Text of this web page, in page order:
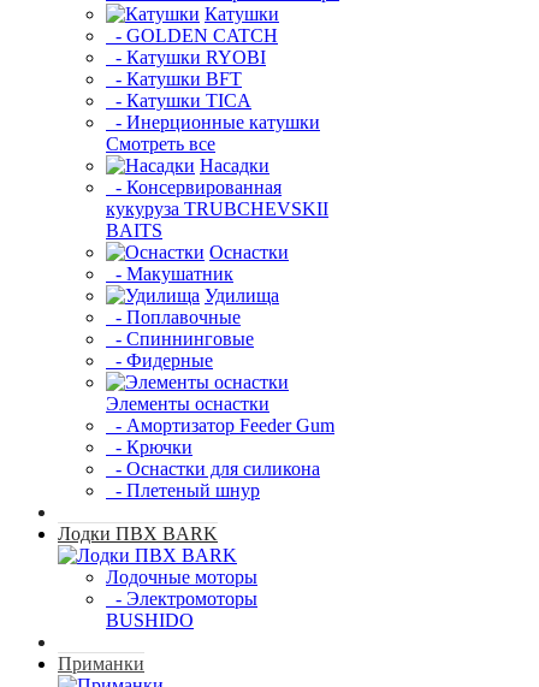
Катушки
- GOLDEN CATCH
- Катушки RYOBI
- Катушки BFT
- Катушки TICA
- Инерционные катушки
Смотреть все
Насадки
- Консервированная
кукуруза TRUBCHEVSKII
BAITS
Оснастки
- Макушатник
Удилища
- Поплавочные
- Спиннинговые
- Фидерные
Элементы оснастки
- Амортизатор Feeder Gum
- Крючки
- Оснастки для силикона
- Плетеный шнур
Лодки ПВХ BARK
Лодочные моторы
- Электромоторы
BUSHIDO
Приманки